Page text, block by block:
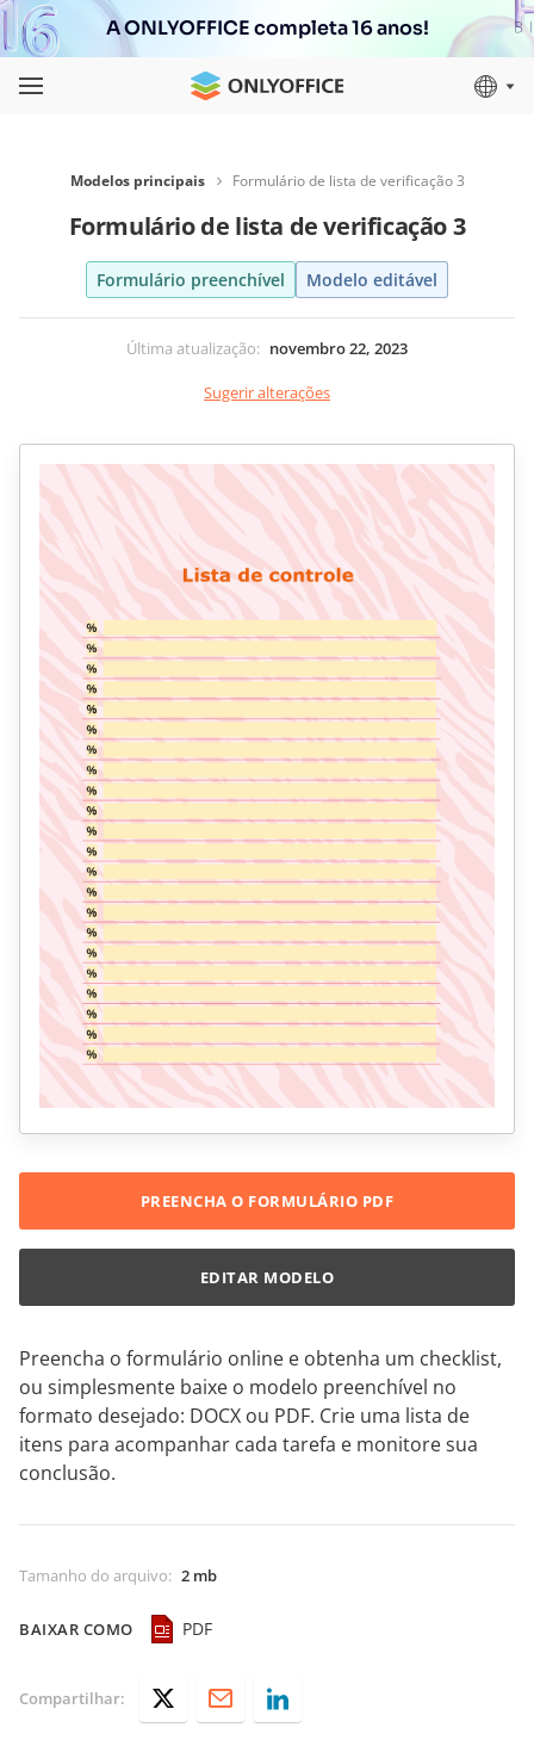
A ONLYOFFICE completa 16 anos!
Modelos principais Formulário de lista de verificação 3
Formulário de lista de verificação 3
Formulário preenchível Modelo editável
Última atualização: novembro 22, 2023
Sugerir alterações
Preencha o formulário online e obtenha um checklist,
ou simplesmente baixe o modelo preenchível no
formato desejado: DOCX ou PDF. Crie uma lista de
itens para acompanhar cada tarefa e monitore sua
conclusão.
Tamanho do arquivo: 2 mb
BAIXAR COMO PDF
PREENCHA O FORMULÁRIO PDF
EDITAR MODELO
Compartilhar: